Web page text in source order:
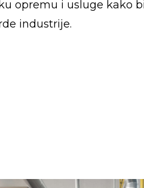
opremu i usluge kako
industrije.